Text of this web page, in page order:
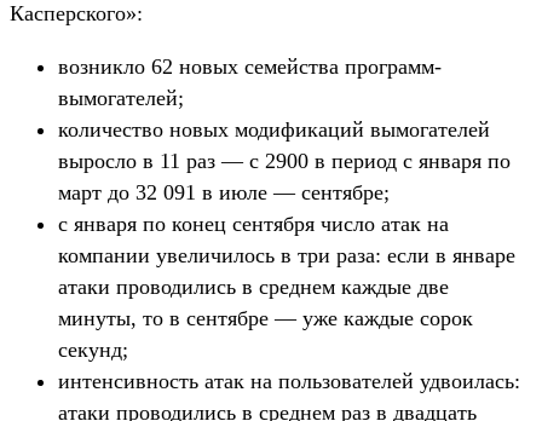
Касперского»:
возникло 62 новых семейства программ-
вымогателей;
количество новых модификаций вымогателей
выросло в 11 раз — с 2900 в период с января по
март до 32 091 в июле — сентябре;
с января по конец сентября число атак на
компании увеличилось в три раза: если в январе
атаки проводились в среднем каждые две
минуты, то в сентябре — уже каждые сорок
секунд;
интенсивность атак на пользователей удвоилась:
атаки проводились в среднем раз в двадцать